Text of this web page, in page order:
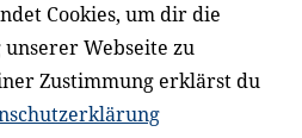
LinkedIn
Cookies, um dir die
Webseite zu
Zustimmung erklärst du